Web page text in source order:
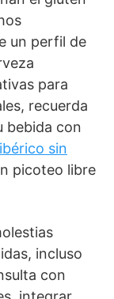
un perfil de
para
recuerda
bebida con
sin
picoteo libre
incluso
con